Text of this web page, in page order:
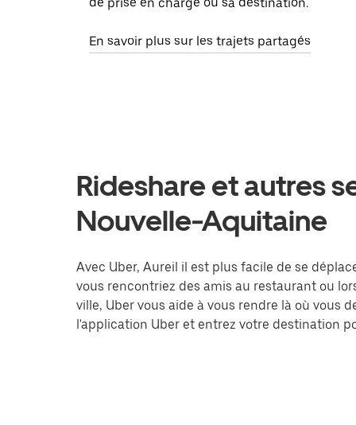
de prise en charge ou sa destination.
En savoir plus sur les trajets partagés
Rideshare et autres
Nouvelle-Aquitaine
Avec Uber, Aureil il est plus facile de se
vous rencontriez des amis au restaurant ou
ville, Uber vous aide à vous rendre là où vous
l'application Uber et entrez votre destination